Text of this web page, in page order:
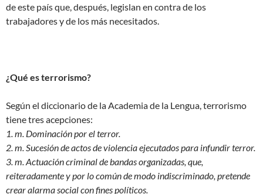
de este país que, después, legislan en contra de los
trabajadores y de los más necesitados.
¿Qué es terrorismo?
Según el diccionario de la Academia de la Lengua, terrorismo
tiene tres acepciones:
1. m. Dominación por el terror.
2. m. Sucesión de actos de violencia ejecutados para infundir terror.
3. m. Actuación criminal de bandas organizadas, que,
reiteradamente y por lo común de modo indiscriminado, pretende
crear alarma social con fines políticos.